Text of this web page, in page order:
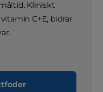
Kliniskt
C+E, bidrar